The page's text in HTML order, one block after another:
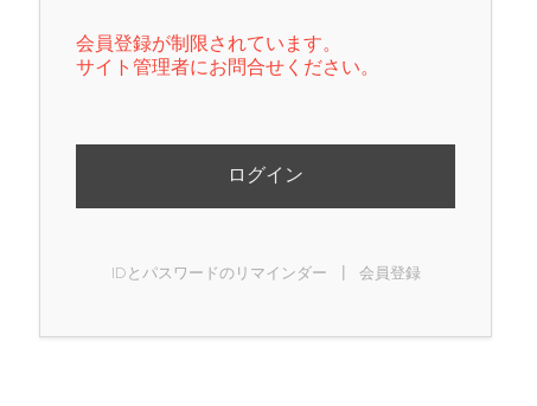
会員登録が制限されています。
サイト管理者にお問合せください。
ログイン
IDとパスワードのリマインダー 会員登録